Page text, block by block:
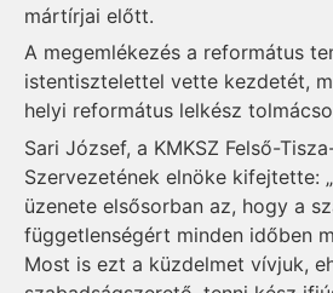
mártírjai előtt.
A megemlékezés a református
istentisztelettel vette kezdetét,
helyi református lelkész
Sari József, a KMKSZ Felső-
Szervezetének elnöke kifejtette:
üzenete elsősorban az, hogy a
függetlenségért minden időben
Most is ezt a küzdelmet vívjuk,